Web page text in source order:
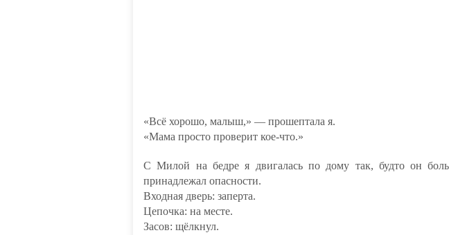
«Всё хорошо, малыш,» — прошептала я.
«Мама просто проверит кое-что.»
С Милой на бедре я двигалась по дому так, будто он
принадлежал опасности.
Входная дверь: заперта.
Цепочка: на месте.
Засов: щёлкнул.